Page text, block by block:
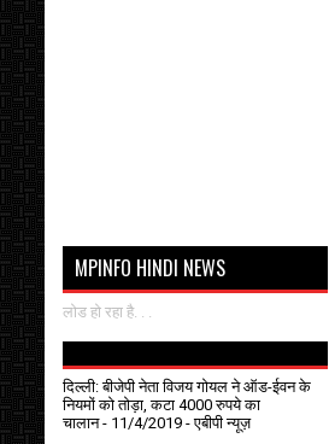
MPINFO HINDI NEWS
लोड हो रहा है. . .
दिल्ली: बीजेपी नेता विजय गोयल ने ऑड-ईवन के
नियमों को तोड़ा, कटा 4000 रुपये का
चालान- 11/4/2019 - एबीपी न्यूज़